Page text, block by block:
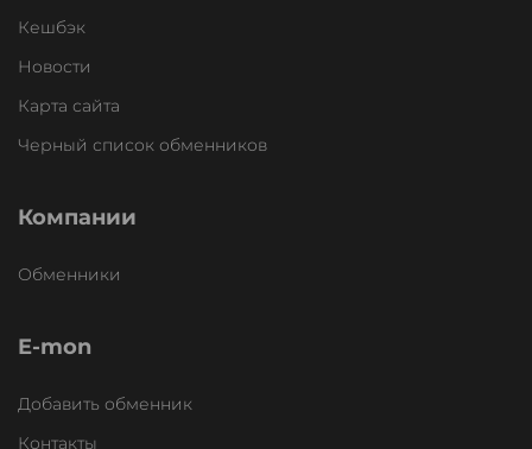
Кешбэк
Новости
Карта сайта
Черный список обменников
Компании
Обменники
E-mon
Добавить обменник
Контакты